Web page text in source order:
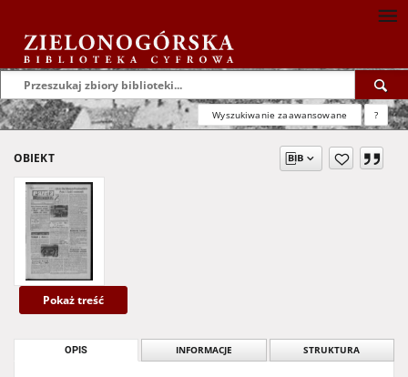
Wyszukiwanie zaawansowane ?
OBIEKT
Pokaż treść
OPIS INFORMACJE STRUKTURA